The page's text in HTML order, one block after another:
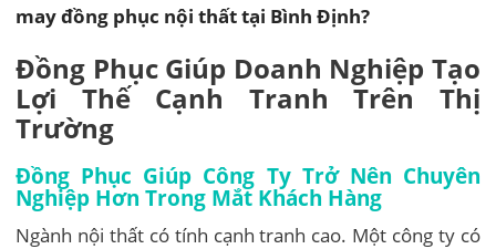
may đồng phục nội thất tại Bình Định?
Đồng Phục Giúp Doanh Nghiệp Tạo
Lợi Thế Cạnh Tranh Trên Thị
Trường
Đồng Phục Giúp Công Ty Trở Nên Chuyên
Nghiệp Hơn Trong Mắt Khách Hàng
Ngành nội thất có tính cạnh tranh cao. Một công ty có